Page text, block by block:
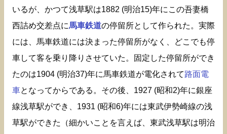
いるが、かつて浅草駅は1882 (明治15)年にこの吾妻橋
西詰め交差点に馬車鉄道の停留所として作られた。実際
には、馬車鉄道には決まった停留所がなく、どこでも停
車して客を乗り降りさせていた。固定した停留所ができ
たのは1904 (明治37)年に馬車鉄道が電化されて路面電
車となってからである。その後、1927 (昭和2)年に銀座
線浅草駅ができ、1931 (昭和6)年には東武伊勢崎線の浅
草駅ができた（細かいことを言えば、東武浅草駅は明治